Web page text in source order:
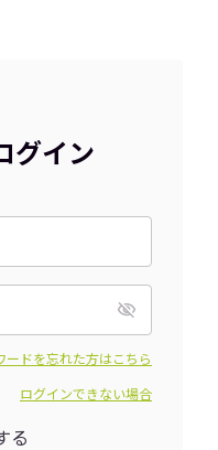
グイン
ードを忘れた方はこちら
ログインできない場合
る